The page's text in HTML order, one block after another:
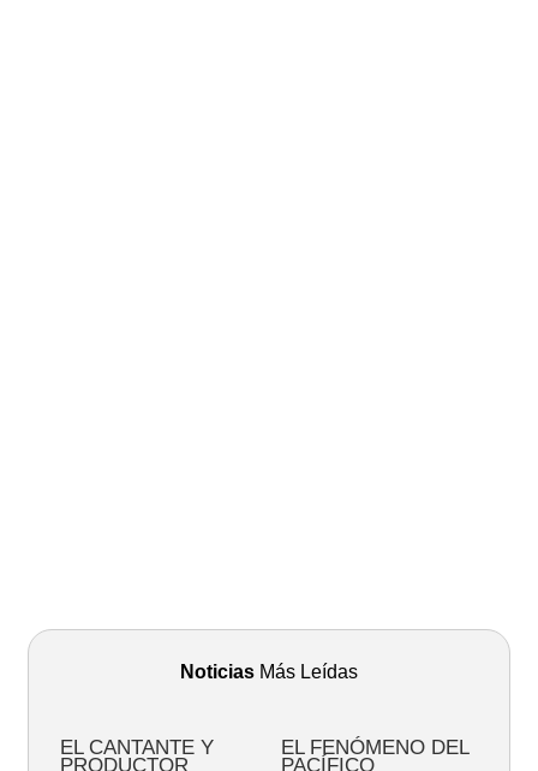
Noticias Más Leídas
EL CANTANTE Y
PRODUCTOR
EL FENÓMENO DEL
PACÍFICO